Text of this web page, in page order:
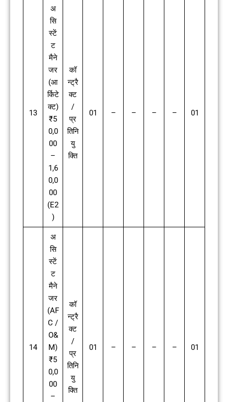
13
अ
सि
स्टें
ट
मैने
जर
(आ
र्किटे
क्ट)
₹5
0,0
00
–
1,6
0,0
00
(E2
)
कॉ
न्ट्रै
क्ट
/
प्र
तिनि
यु
क्ति
01 – – – – 01
14
अ
सि
स्टें
ट
मैने
जर
(AF
C /
O&
M)
₹5
0,0
00
–
कॉ
न्ट्रै
क्ट
/
प्र
तिनि
यु
क्ति
01 – – – – 01